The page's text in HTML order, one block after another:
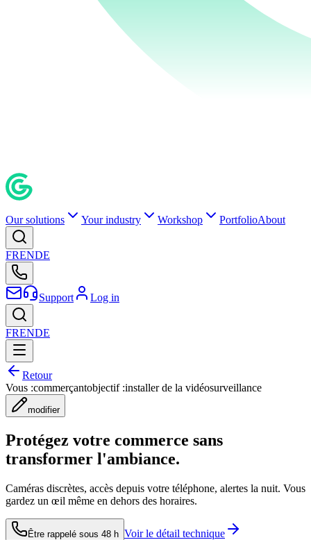
Our solutions Your industry Workshop PortfolioAbout
FRENDE
Support Log in
FRENDE
Retour
Vous :commerçantobjectif :installer de la vidéosurveillance
modifier
Protégez votre commerce sans
transformer l'ambiance.
Caméras discrètes, accès depuis votre téléphone, alertes la nuit. Vous
gardez un œil même en dehors des horaires.
Être rappelé sous 48 h Voir le détail technique